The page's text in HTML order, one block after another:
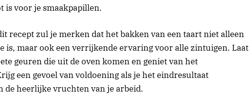
is voor je smaakpapillen.
recept zul je merken dat het bakken van een taart niet alleen
is, maar ook een verrijkende ervaring voor alle zintuigen. Laat
geuren die uit de oven komen en geniet van het
een gevoel van voldoening als je het eindresultaat
de heerlijke vruchten van je arbeid.